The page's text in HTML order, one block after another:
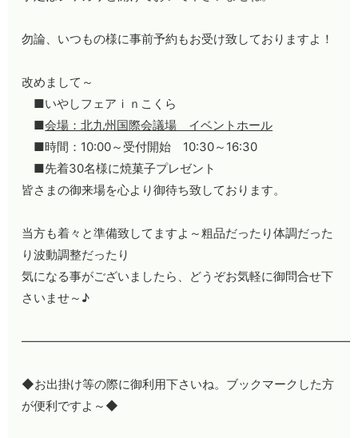
勿論、いつもの様に事前予約もお受け致しておりますよ！
改めまして～
■いやしフェアｉｎこくら
■会場：北九州国際会議場 イベントホール
■時間：10:00～受付開始 10:30～16:30
■先着30名様に焼菓子プレゼント
皆さまの御来場を心より御待ち致しております。
当方も着々と準備致してますよ～粗品だったり体調だった
り波動調整だったり
気になる事がございましたら、どうぞお気軽に御問合せ下
さいませ～♪
◆お出掛け等の際に御利用下さいね。ブックマークした方
が便利ですよ～◆